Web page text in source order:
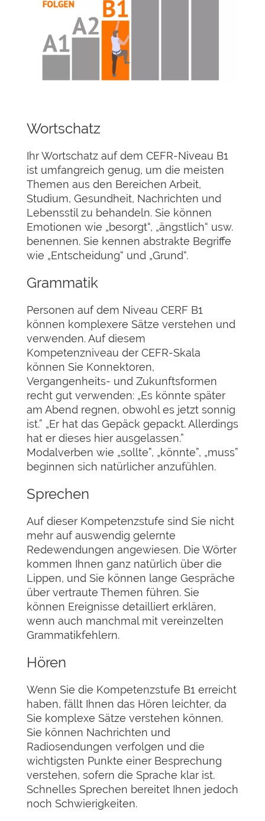
Wortschatz
Ihr Wortschatz auf dem CEFR-Niveau B1
ist umfangreich genug, um die meisten
Themen aus den Bereichen Arbeit,
Studium, Gesundheit, Nachrichten und
Lebensstil zu behandeln. Sie können
Emotionen wie „besorgt“, „ängstlich“ usw.
benennen. Sie kennen abstrakte Begriffe
wie „Entscheidung“ und „Grund“.
Grammatik
Personen auf dem Niveau CERF B1
können komplexere Sätze verstehen und
verwenden. Auf diesem
Kompetenzniveau der CEFR-Skala
können Sie Konnektoren,
Vergangenheits- und Zukunftsformen
recht gut verwenden: „Es könnte später
am Abend regnen, obwohl es jetzt sonnig
ist.” „Er hat das Gepäck gepackt. Allerdings
hat er dieses hier ausgelassen.”
Modalverben wie „sollte”, „könnte”, „muss”
beginnen sich natürlicher anzufühlen.
Sprechen
Auf dieser Kompetenzstufe sind Sie nicht
mehr auf auswendig gelernte
Redewendungen angewiesen. Die Wörter
kommen Ihnen ganz natürlich über die
Lippen, und Sie können lange Gespräche
über vertraute Themen führen. Sie
können Ereignisse detailliert erklären,
wenn auch manchmal mit vereinzelten
Grammatikfehlern.
Hören
Wenn Sie die Kompetenzstufe B1 erreicht
haben, fällt Ihnen das Hören leichter, da
Sie komplexe Sätze verstehen können.
Sie können Nachrichten und
Radiosendungen verfolgen und die
wichtigsten Punkte einer Besprechung
verstehen, sofern die Sprache klar ist.
Schnelles Sprechen bereitet Ihnen jedoch
noch Schwierigkeiten.